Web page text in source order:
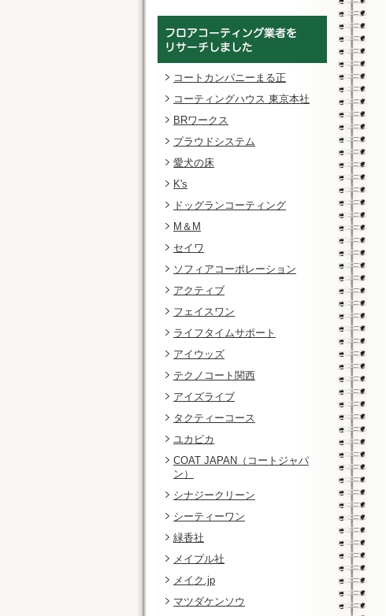
コートカンパニーまる正
コーティングハウス 東京本社
BRワークス
プラウドシステム
愛犬の床
K's
ドッグランコーティング
M＆M
セイワ
ソフィアコーポレーション
アクティブ
フェイスワン
ライフタイムサポート
アイウッズ
テクノコート関西
アイズライブ
タクティーコース
ユカピカ
COAT JAPAN（コートジャパ
ン）
シナジークリーン
シーティーワン
緑香社
メイプル社
メイク.jp
マツダケンソウ